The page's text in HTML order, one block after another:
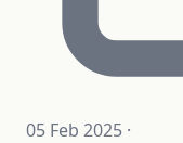
05 Feb 2025 ·